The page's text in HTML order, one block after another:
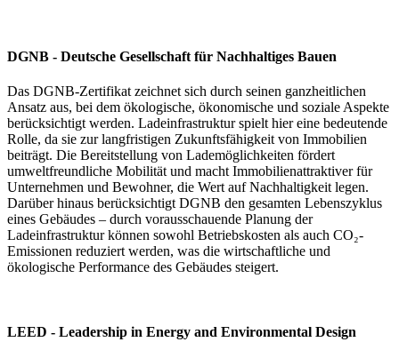
DGNB - Deutsche Gesellschaft für Nachhaltiges Bauen
Das DGNB-Zertifikat zeichnet sich durch seinen ganzheitlichen
Ansatz aus, bei dem ökologische, ökonomische und soziale Aspekte
berücksichtigt werden. Ladeinfrastruktur spielt hier eine bedeutende
Rolle, da sie zur langfristigen Zukunftsfähigkeit von Immobilien
beiträgt. Die Bereitstellung von Lademöglichkeiten fördert
umweltfreundliche Mobilität und macht Immobilienattraktiver für
Unternehmen und Bewohner, die Wert auf Nachhaltigkeit legen.
Darüber hinaus berücksichtigt DGNB den gesamten Lebenszyklus
eines Gebäudes – durch vorausschauende Planung der
Ladeinfrastruktur können sowohl Betriebskosten als auch CO₂-
Emissionen reduziert werden, was die wirtschaftliche und
ökologische Performance des Gebäudes steigert.
LEED - Leadership in Energy and Environmental Design